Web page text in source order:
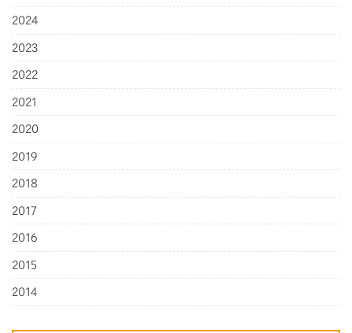
2024
2023
2022
2021
2020
2019
2018
2017
2016
2015
2014